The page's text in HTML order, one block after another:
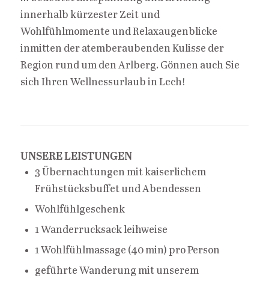
innerhalb kürzester Zeit und
Wohlfühlmomente und Relaxaugenblicke
inmitten der atemberaubenden Kulisse der
Region rund um den Arlberg. Gönnen auch Sie
sich Ihren Wellnessurlaub in Lech!
UNSERE LEISTUNGEN
3 Übernachtungen mit kaiserlichem
Frühstücksbuffet und Abendessen
Wohlfühlgeschenk
1 Wanderrucksack leihweise
1 Wohlfühlmassage (40 min) pro Person
geführte Wanderung mit unserem